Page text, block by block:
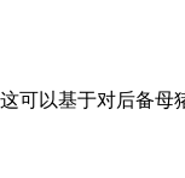
可以基于对后备